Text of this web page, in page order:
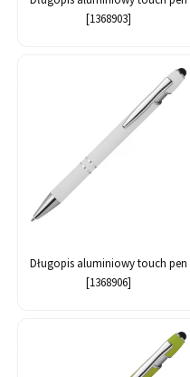
[1368903]
Długopis aluminiowy touch pen
[1368906]